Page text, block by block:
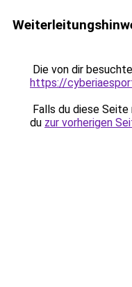
Die von dir
https://
Falls du diese
du zur vorherigen